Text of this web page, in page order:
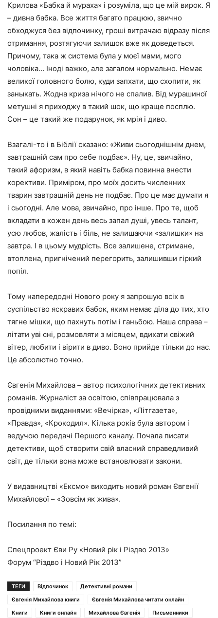
Крилова «Бабка й мураха» і розуміла, що це мій вирок. Я
– дивна бабка. Все життя багато працюю, звично
обходжуся без відпочинку, гроші витрачаю відразу після
отримання, розтягуючи залишок вже як доведеться.
Причому, така ж система була у моєї мами, мого
чоловіка… Іноді важко, але загалом нормально. Немає
великої головного болю, куди запхати, що схопити, як
заныкать. Жодна криза нічого не спалив. Від мурашиної
метушні я приходжу в такий шок, що краще посплю.
Сон – це такий же подарунок, як мрія і диво.
Взагалі-то і в Біблії сказано: «Живи сьогоднішнім днем,
завтрашній сам про себе подбає». Ну, це, звичайно,
такий афоризм, в який навіть бабка повинна внести
корективи. Приміром, про моїх досить численних
тварин завтрашній день не подбає. Про це має думати я
і сьогодні. Але мова, звичайно, про інше. Про те, щоб
вкладати в кожен день весь запал душі, увесь талант,
усю любов, жалість і біль, не залишаючи «залишки» на
завтра. І в цьому мудрість. Все залишене, стримане,
втоплена, пригнічений перегорить, залишивши гіркий
попіл.
Тому напередодні Нового року я запрошую всіх в
суспільство яскравих бабок, яким немає діла до тих, хто
тягне мішки, що пахнуть потім і ганьбою. Наша справа –
літати уві сні, розмовляти з місяцем, вдихати свіжий
вітер, любити і вірити в диво. Воно прийде тільки до нас.
Це абсолютно точно.
Євгенія Михайлова – автор психологічних детективних
романів. Журналіст за освітою, співпрацювала з
провідними виданнями: «Вечірка», «Літгазета»,
«Правда», «Крокодил». Кілька років була автором і
ведучою передачі Першого каналу. Почала писати
детективи, щоб створити свій власний справедливий
світ, де тільки вона може встановлювати закони.
У видавництві «Ексмо» виходить новий роман Євгенії
Михайлової – «Зовсім як жива».
Посилання по темі:
Спецпроект Єви Ру «Новий рік і Різдво 2013»
Форум “Різдво і Новий Рік 2013”
ТЕГИ Відпочинок
Детективні романи
Євгенія Михайлова книги
Євгенія Михайлова читати онлайн
Книги
Книги онлайн Михайлова Євгенія
Письменники